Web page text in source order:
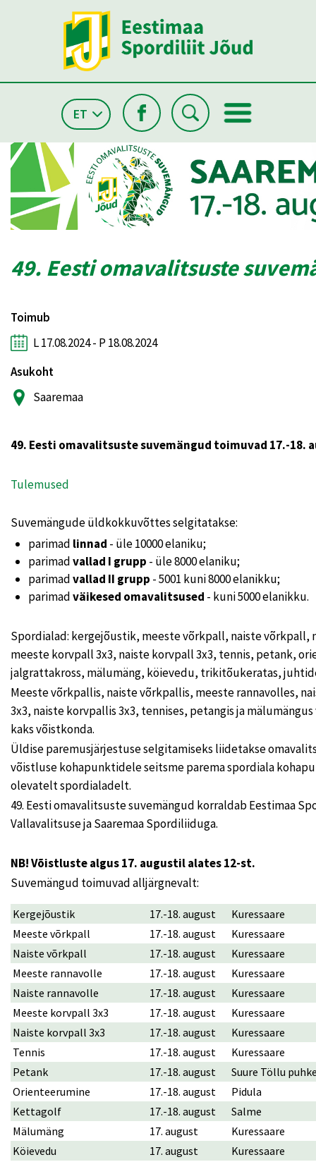
ET
49. Eesti omavalitsuste
Toimub
L 17.08.2024 - P 18.08.2024
Asukoht
Saaremaa
49. Eesti omavalitsuste suvemängud toimuvad 17.-18.
Tulemused
Suvemängude üldkokkuvõttes selgitatakse:
parimad linnad - üle 10000 elaniku;
parimadvallad I grupp - üle 8000 elaniku;
parimadvallad II grupp - 5001 kuni 8000 elanikku;
parimadväikesed omavalitsused - kuni 5000 elanikku.
Spordialad: kergejõustik, meeste võrkpall, naiste võrkpall,
meeste korvpall 3x3, naiste korvpall 3x3, tennis, petank,
jalgrattakross, mälumäng, köievedu, trikitõukeratas,
Meeste võrkpallis, naiste võrkpallis, meeste rannavolles,
3x3, naiste korvpallis 3x3, tennises, petangis ja
kaks võistkonda.
Üldise paremusjärjestuse selgitamiseks liidetakse
võistluse kohapunktidele seitsme parema spordiala
olevatelt spordialadelt.
49. Eesti omavalitsuste suvemängud korraldab Eestimaa
Vallavalitsuse ja Saaremaa Spordiliiduga.
NB! Võistluste algus 17. augustil alates 12-st.
Suvemängud toimuvad alljärgnevalt:
Kergejõustik 17.-18. august
Kuressaare
Meeste võrkpall
17.-18. august
Kuressaare
Naiste võrkpall
17.-18. august
Kuressaare
Meeste rannavolle
17.-18. august
Kuressaare
Naiste rannavolle
17.-18. august
Kuressaare
Meeste korvpall 3x3
17.-18. august
Kuressaare
Naiste korvpall 3x3
17.-18. august
Kuressaare
Tennis
17.-18. august
Kuressaare
Petank
17.-18. august
Suure Töllu
Orienteerumine
17.-18. august
Pidula
Kettagolf
17.-18. august
Salme
Mälumäng
17. august
Kuressaare
Köievedu
17. august
Kuressaare